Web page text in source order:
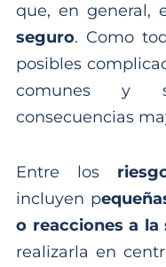
que, en general,
seguro. Como
posibles
comunes y
consecuencias
Entre los
incluyen p
o reacciones a la
realizarla en